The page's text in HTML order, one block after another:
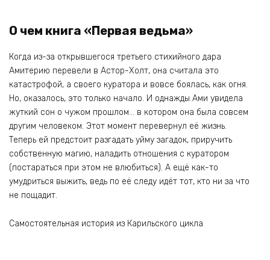
О чем книга «Первая ведьма»
Когда из-за открывшегося третьего стихийного дара
Амитерию перевели в Астор-Холт, она считала это
катастрофой, а своего куратора и вовсе боялась, как огня.
Но, оказалось, это только начало. И однажды Ами увидела
жуткий сон о чужом прошлом… в котором она была совсем
другим человеком. Этот момент перевернул её жизнь.
Теперь ей предстоит разгадать уйму загадок, приручить
собственную магию, наладить отношения с куратором
(постараться при этом не влюбиться). А ещё как-то
умудриться выжить, ведь по её следу идёт тот, кто ни за что
не пощадит.
Самостоятельная история из Карильского цикла